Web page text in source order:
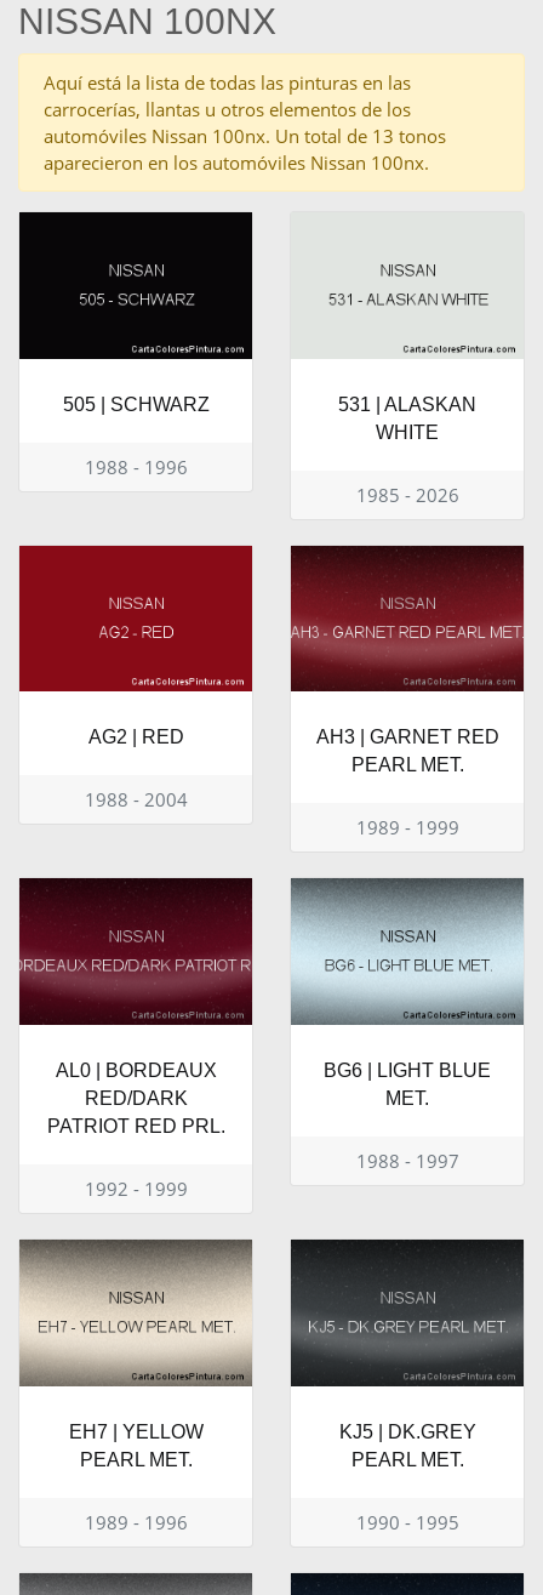
NISSAN 100NX
Aquí está la lista de todas las pinturas en las
carrocerías, llantas u otros elementos de los
automóviles Nissan 100nx. Un total de 13 tonos
aparecieron en los automóviles Nissan 100nx.
505 | SCHWARZ
1988 - 1996
531 | ALASKAN
WHITE
1985 - 2026
AG2 | RED
1988 - 2004
AH3 | GARNET RED
PEARL MET.
1989 - 1999
AL0 | BORDEAUX
RED/DARK
PATRIOT RED PRL.
1992 - 1999
BG6 | LIGHT BLUE
MET.
1988 - 1997
EH7 | YELLOW
PEARL MET.
1989 - 1996
KJ5 | DK.GREY
PEARL MET.
1990 - 1995